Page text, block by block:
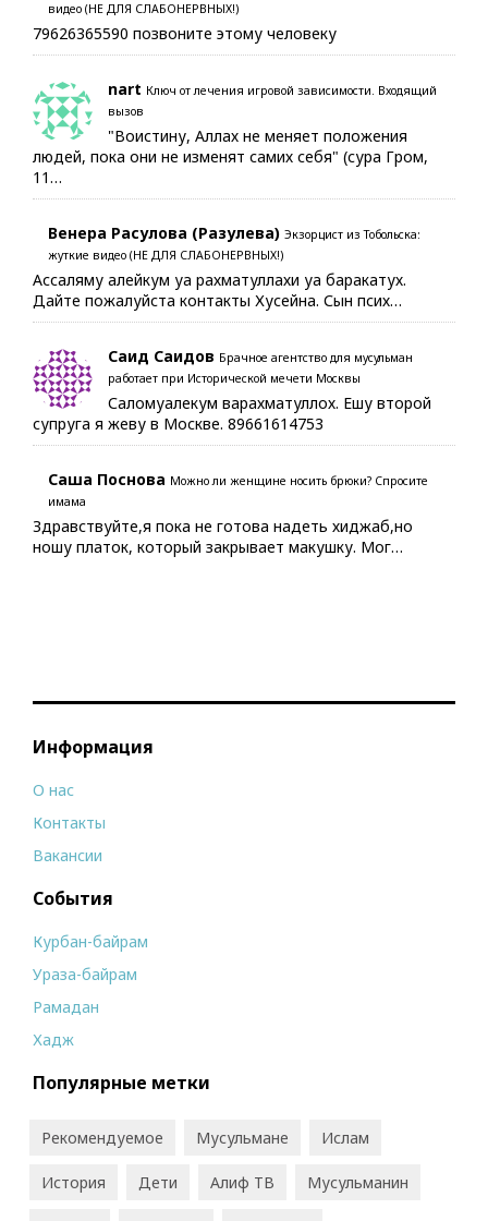
видео (НЕ ДЛЯ СЛАБОНЕРВНЫХ!)
79626365590 позвоните этому человеку
nart Ключ от лечения игровой зависимости. Входящий
вызов
"Воистину, Аллах не меняет положения
людей, пока они не изменят самих себя" (сура Гром,
11…
Венера Расулова (Разулева) Экзорцист из Тобольска:
жуткие видео (НЕ ДЛЯ СЛАБОНЕРВНЫХ!)
Ассаляму алейкум уа рахматуллахи уа баракатух.
Дайте пожалуйста контакты Хусейна. Сын псих…
Саид Саидов Брачное агентство для мусульман
работает при Исторической мечети Москвы
Саломуалекум варахматуллох. Ешу второй
супруга я жеву в Москве. 89661614753
Саша Поснова Можно ли женщине носить брюки? Спросите
имама
Здравствуйте,я пока не готова надеть хиджаб,но
ношу платок, который закрывает макушку. Мог…
Информация
О нас
Контакты
Вакансии
События
Курбан-байрам
Ураза-байрам
Рамадан
Хадж
Популярные метки
Рекомендуемое Мусульмане Ислам
История Дети Алиф ТВ Мусульманин